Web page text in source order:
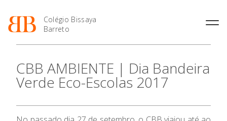
Colégio Bissaya
Barreto
Projeto Educativo
Organização
Colaboradores Não
Enriquecimento Curricular
Oferta Curricular
Profissionais
Matrículas
2027
Calendários
CBB AMBIENTE | Dia Bandeira
Verde Eco-Escolas 2017